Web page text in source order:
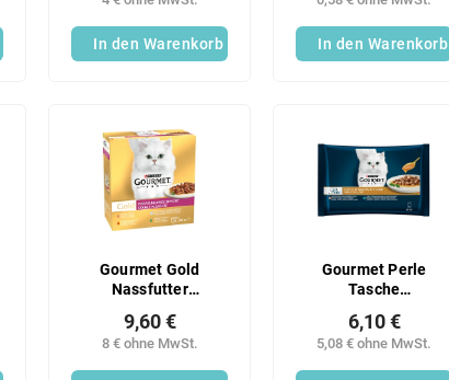
In den Warenkorb In den Warenkorb
Gourmet Gold
Nassfutter
8 € ohne MwSt.
9,60 €
Gourmet Perle
Tasche
Thunfischfilet
5,08 € ohne MwSt.
6,10 €